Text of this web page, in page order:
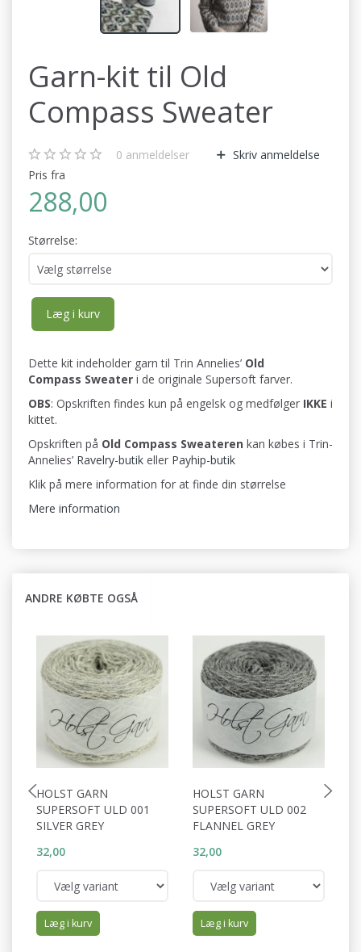
Garn-kit til Old
Compass Sweater
0 anmeldelser
Skriv anmeldelse
Pris fra
288,00
Størrelse:
Læg i kurv
Dette kit indeholder garn til Trin Annelies’ Old
Compass Sweater i de originale Supersoft farver.
OBS: Opskriften findes kun på engelsk og medfølger IKKE i
kittet.
Opskriften på Old Compass Sweateren kan købes i Trin-
Annelies’ Ravelry-butik eller Payhip-butik
Klik på mere information for at finde din størrelse
Mere information
ANDRE KØBTE OGSÅ
HOLST GARN
SUPERSOFT ULD 001
SILVER GREY
32,00
Læg i kurv
HOLST GARN
SUPERSOFT ULD 002
FLANNEL GREY
32,00
Læg i kurv